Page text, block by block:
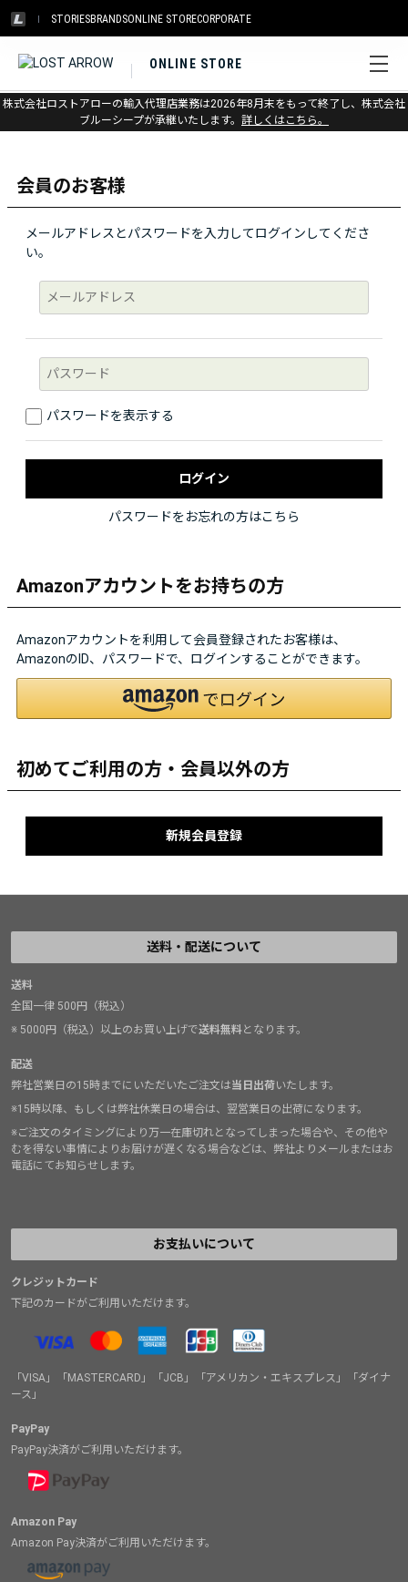
STORIESBRANDSONLINE STORECORPORATE
ONLINE STORE
株式会社ロストアローの輸入代理店業務は2026年8月末をもって終了し、株式会社
ブルーシープが承継いたします。 詳しくはこちら。
ログイン
会員のお客様
メールアドレスとパスワードを入力してログインしてくださ
い。
パスワードを表示する
パスワードをお忘れの方はこちら
Amazonアカウントをお持ちの方
Amazonアカウントを利用して会員登録されたお客様は、
AmazonのID、パスワードで、ログインすることができます。
初めてご利用の方・会員以外の方
送料・配送について
送料
全国一律 500円（税込）
※ 5000円（税込）以上のお買い上げで送料無料となります。
配送
弊社営業日の15時までにいただいたご注文は当日出荷いたします。
※15時以降、もしくは弊社休業日の場合は、翌営業日の出荷になります。
※ご注文のタイミングにより万一在庫切れとなってしまった場合や、その他や
むを得ない事情によりお届けが遅くなる場合などは、弊社よりメールまたはお
電話にてお知らせします。
お支払いについて
クレジットカード
下記のカードがご利用いただけます。
「VISA」「MASTERCARD」「JCB」「アメリカン・エキスプレス」「ダイナ
ース」
PayPay
PayPay決済がご利用いただけます。
Amazon Pay
Amazon Pay決済がご利用いただけます。